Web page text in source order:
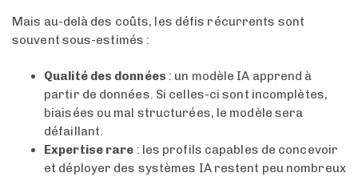
Mais au-delà des coûts, les défis récurrents sont
souvent sous-estimés :
Qualité des données : un modèle IA apprend à
partir de données. Si celles-ci sont incomplètes,
biaisées ou mal structurées, le modèle sera
défaillant.
Expertise rare : les profils capables de concevoir
et déployer des systèmes IA restent peu nombreux